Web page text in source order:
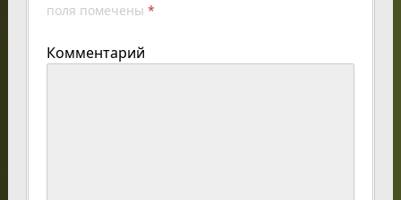
поля помечены *
Комментарий